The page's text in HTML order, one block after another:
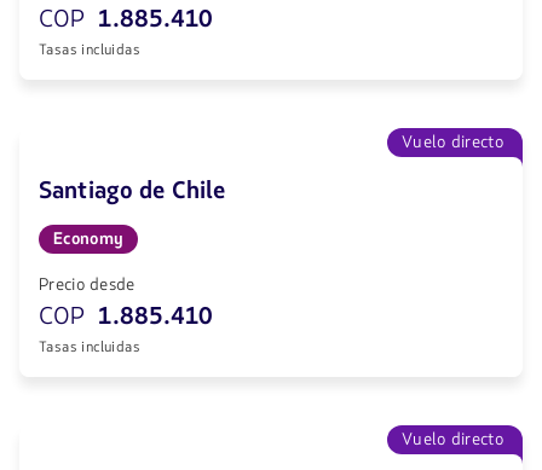
COP 1.885.410
Tasas incluidas
Vuelo directo
Santiago de Chile
Economy
Precio desde
COP 1.885.410
Tasas incluidas
Vuelo directo